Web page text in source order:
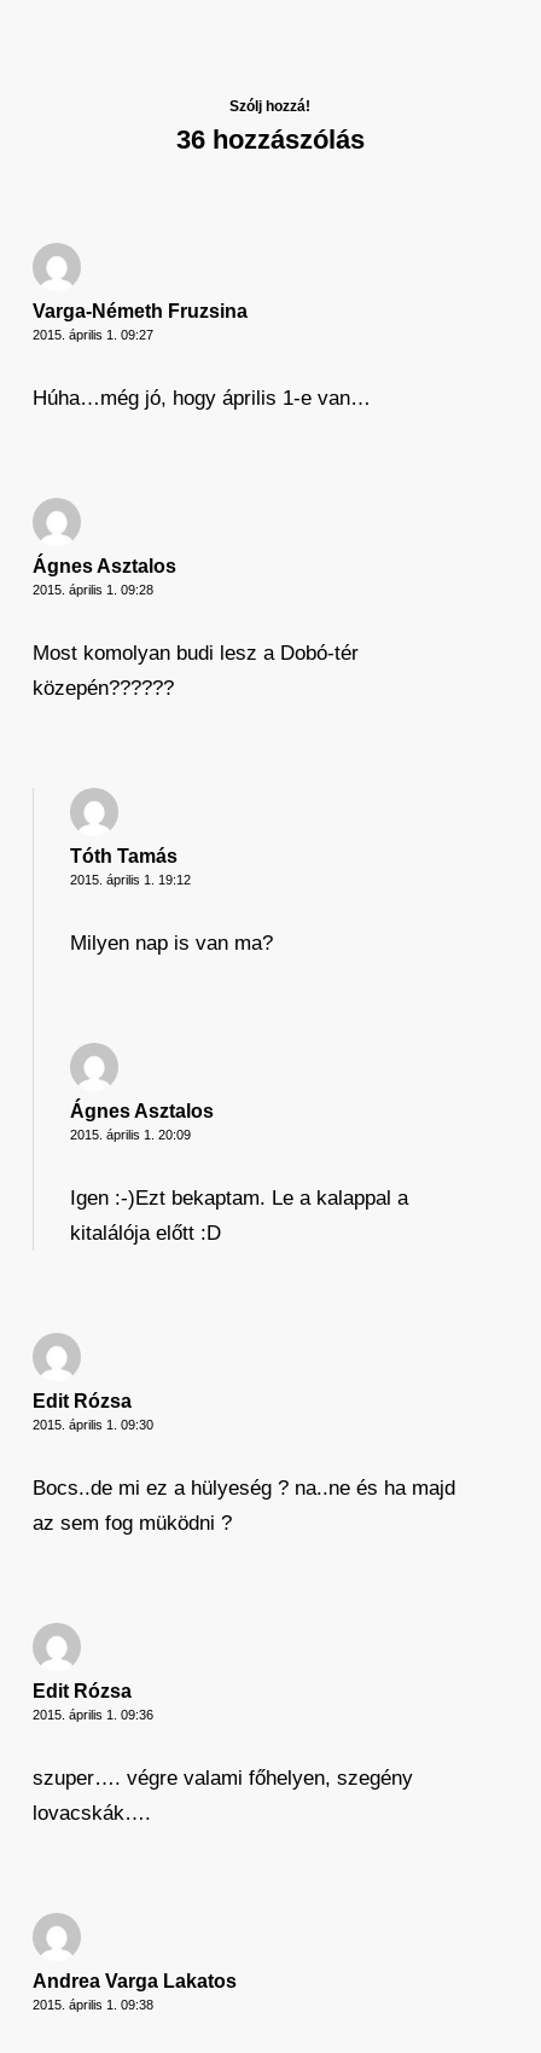
Szólj hozzá!
36 hozzászólás
Varga-Németh Fruzsina
2015. április 1. 09:27
Húha…még jó, hogy április 1-e van…
Ágnes Asztalos
2015. április 1. 09:28
Most komolyan budi lesz a Dobó-tér
közepén??????
Tóth Tamás
2015. április 1. 19:12
Milyen nap is van ma?
Ágnes Asztalos
2015. április 1. 20:09
Igen :-)Ezt bekaptam. Le a kalappal a
kitalálója előtt :D
Edit Rózsa
2015. április 1. 09:30
Bocs..de mi ez a hülyeség ? na..ne és ha majd
az sem fog müködni ?
Edit Rózsa
2015. április 1. 09:36
szuper…. végre valami főhelyen, szegény
lovacskák….
Andrea Varga Lakatos
2015. április 1. 09:38